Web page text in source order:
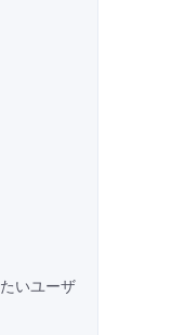
いユーザ